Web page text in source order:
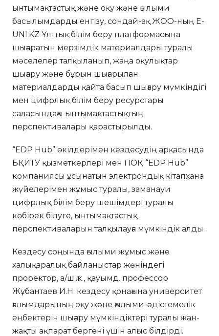
ынтымақтастық және оқу және ғылыми
басылымдарды енгізу, сондай-ақ ЖОО-ның E-
UNI.KZ Ұлттық білім беру платформасына
шығаратын мерзімдік материалдары туралы
мәселелер талқыланып, жаңа оқулықтар
шығару және бұрын шығарылған
материалдарды қайта басып шығару мүмкіндігі
мен цифрлық білім беру ресурстары
саласындағы ынтымақтастықтың
перспективалары қарастырылды.
“EDP Hub” өкілдерімен кездесудің арқасында
БҚИТУ қызметкерлері мен ПОҚ “EDP Hub”
компаниясы ұсынатын электрондық кітапхана
жүйелерімен жұмыс туралы, заманауи
цифрлық білім беру шешімдері туралы
көбірек білуге, ынтымақтастық
перспективаларын талқылауға мүмкіндік алды.
Кездесу соңында ғылыми жұмыс және
халықаралық байланыстар жөніндегі
проректор, а/ш.ғ.к., қауымд. профессор
Жұбантаев И.Н. кездесу қонағына университет
ғалымдарының оқу және ғылыми-әдістемелік
еңбектерін шығару мүмкіндіктері туралы жан-
жақты ақпарат бергені үшін алғыс білдірді.